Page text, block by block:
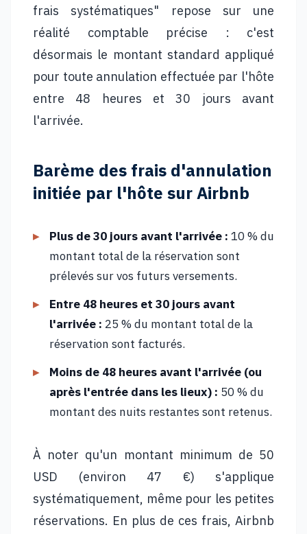
frais systématiques" repose sur une
réalité comptable précise : c'est
désormais le montant standard appliqué
pour toute annulation effectuée par l'hôte
entre 48 heures et 30 jours avant
l'arrivée.
Barème des frais d'annulation
initiée par l'hôte sur Airbnb
Plus de 30 jours avant l'arrivée : 10 % du
montant total de la réservation sont
prélevés sur vos futurs versements.
Entre 48 heures et 30 jours avant
l'arrivée : 25 % du montant total de la
réservation sont facturés.
Moins de 48 heures avant l'arrivée (ou
après l'entrée dans les lieux) : 50 % du
montant des nuits restantes sont retenus.
À noter qu'un montant minimum de 50
USD (environ 47 €) s'applique
systématiquement, même pour les petites
réservations. En plus de ces frais, Airbnb